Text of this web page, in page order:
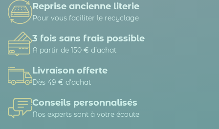
Reprise ancienne literie
Pour vous faciliter le recyclage
3 fois sans frais possible
A partir de 150 € d’achat
Livraison offerte
Dès 49 € d'achat
Conseils personnalisés
Nos experts sont à votre écoute